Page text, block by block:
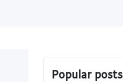
Popular posts